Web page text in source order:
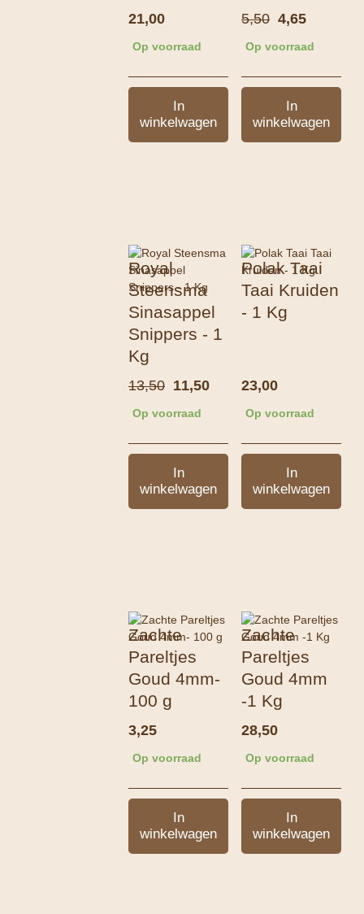
21,00
Op voorraad
In
winkelwagen
5,50
5,50.
4,65Huidige
prijs
4,65.
Op voorraad
In
winkelwagen
Royal
Steensma
Sinasappel
Snippers - 1
Kg
13,50 Oorspronkelijke
prijs
13,50.
11,50Huidige
11,50.
Op voorraad
In
winkelwagen
Polak Taai
Taai Kruiden
- 1 Kg
23,00
Op voorraad
In
winkelwagen
Zachte
Pareltjes
Goud 4mm-
100 g
3,25
Op voorraad
In
winkelwagen
Zachte
Pareltjes
Goud 4mm
-1 Kg
28,50
Op voorraad
In
winkelwagen